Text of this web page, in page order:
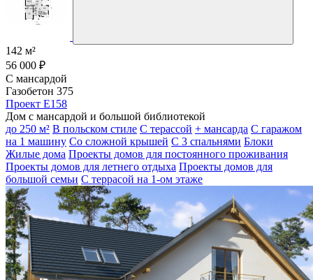
142 м²
56 000 ₽
С мансардой
Газобетон 375
Проект E158
Дом с мансардой и большой библиотекой
до 250 м² В польском стиле С терассой + мансарда С гаражом
на 1 машину Со сложной крышей С 3 спальнями Блоки
Жилые дома Проекты домов для постоянного проживания
Проекты домов для летнего отдыха Проекты домов для
большой семьи С террасой на 1-ом этаже